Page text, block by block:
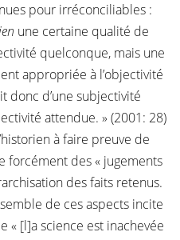
pour irréconciliables :
une certaine qualité de
quelconque, mais une
appropriée à l’objectivité
donc d’une subjectivité
attendue. » (2001: 28)
à faire preuve de
forcément des « jugements
des faits retenus.
de ces aspects incite
« [l]a science est inachevée